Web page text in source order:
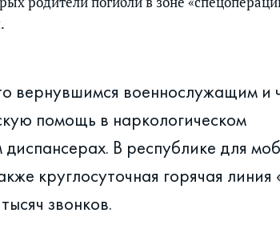
вернувшимся военнослужащим и
помощь в наркологическом
диспансерах. В республике для
круглосуточная горячая линия
звонков.